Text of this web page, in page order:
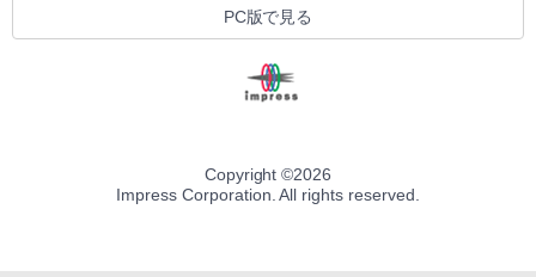
PC版で見る
Copyright ©2026
Impress Corporation. All rights reserved.